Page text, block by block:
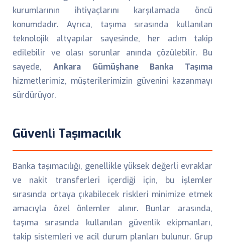
kurumlarının ihtiyaçlarını karşılamada öncü
konumdadır. Ayrıca, taşıma sırasında kullanılan
teknolojik altyapılar sayesinde, her adım takip
edilebilir ve olası sorunlar anında çözülebilir. Bu
sayede, Ankara Gümüşhane Banka Taşıma
hizmetlerimiz, müşterilerimizin güvenini kazanmayı
sürdürüyor.
Güvenli Taşımacılık
Banka taşımacılığı, genellikle yüksek değerli evraklar
ve nakit transferleri içerdiği için, bu işlemler
sırasında ortaya çıkabilecek riskleri minimize etmek
amacıyla özel önlemler alınır. Bunlar arasında,
taşıma sırasında kullanılan güvenlik ekipmanları,
takip sistemleri ve acil durum planları bulunur. Grup